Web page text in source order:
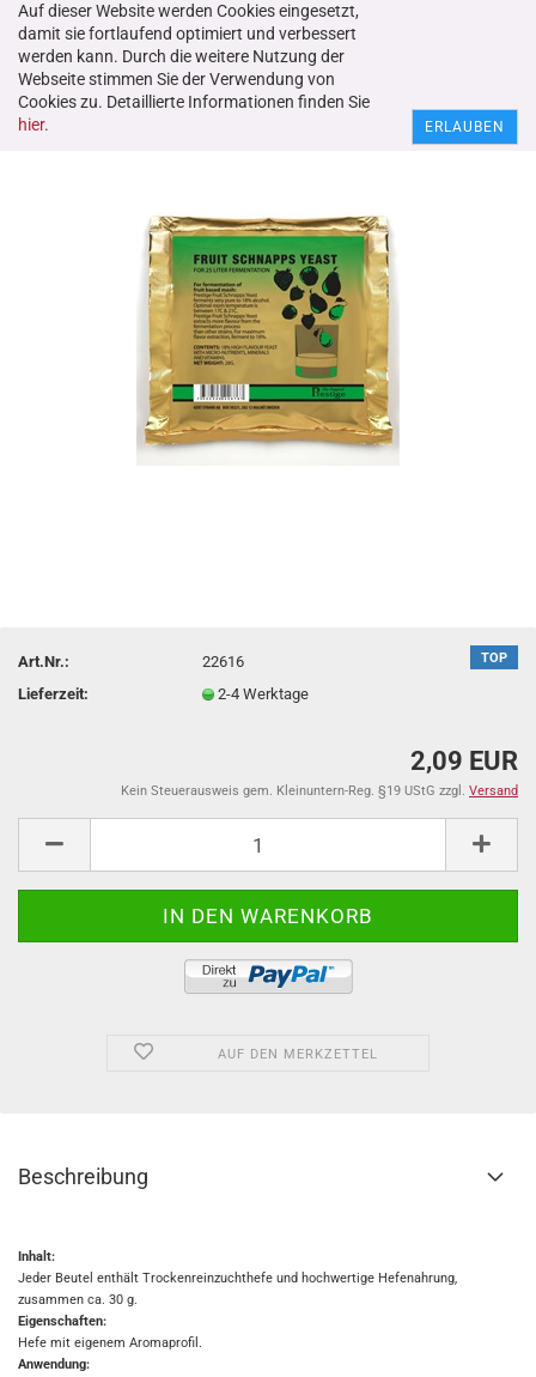
Auf dieser Website werden Cookies eingesetzt,
damit sie fortlaufend optimiert und verbessert
werden kann. Durch die weitere Nutzung der
Webseite stimmen Sie der Verwendung von
Cookies zu. Detaillierte Informationen finden Sie
hier. ERLAUBEN
Nr. 22616 Prestige Obstschnapshefe
TOP
Art.Nr.:
22616
Lieferzeit:
2-4 Werktage
2,09 EUR
Kein Steuerausweis gem. Kleinuntern-Reg. §19 UStG zzgl. Versand
AUF DEN MERKZETTEL
Beschreibung
Inhalt:
Jeder Beutel enthält Trockenreinzuchthefe und hochwertige Hefenahrung,
zusammen ca. 30 g.
Eigenschaften:
Hefe mit eigenem Aromaprofil.
Anwendung: